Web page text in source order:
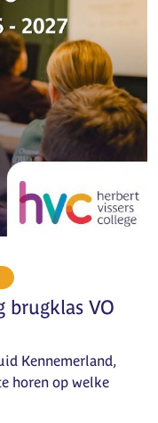
brugklas VO
Kennemerland,
horen op welke